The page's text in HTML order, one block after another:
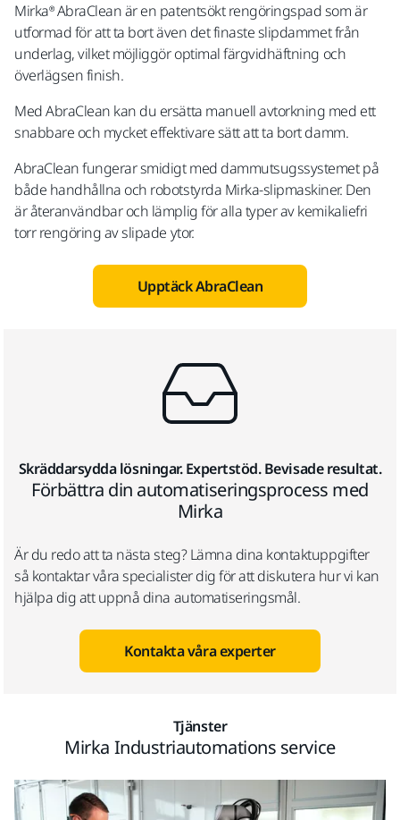
Mirka® AbraClean är en patentsökt rengöringspad som är
utformad för att ta bort även det finaste slipdammet från
underlag, vilket möjliggör optimal färgvidhäftning och
överlägsen finish.
Med AbraClean kan du ersätta manuell avtorkning med ett
snabbare och mycket effektivare sätt att ta bort damm.
AbraClean fungerar smidigt med dammutsugssystemet på
både handhållna och robotstyrda Mirka-slipmaskiner. Den
är återanvändbar och lämplig för alla typer av kemikaliefri
torr rengöring av slipade ytor.
Upptäck AbraClean
Skräddarsydda lösningar. Expertstöd. Bevisade resultat.
Förbättra din automatiseringsprocess med
Mirka
Är du redo att ta nästa steg? Lämna dina kontaktuppgifter
så kontaktar våra specialister dig för att diskutera hur vi kan
hjälpa dig att uppnå dina automatiseringsmål.
Kontakta våra experter
Tjänster
Mirka Industriautomations service